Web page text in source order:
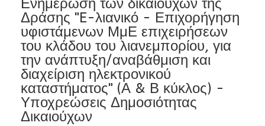
Ενημέρωση των δικαιούχων της
Δράσης "E-λιανικό - Επιχορήγηση
υφιστάμενων ΜμΕ επιχειρήσεων
του κλάδου του λιανεμπορίου, για
την ανάπτυξη/αναβάθμιση και
διαχείριση ηλεκτρονικού
καταστήματος" (Α & Β κύκλος) -
Υποχρεώσεις Δημοσιότητας
Δικαιούχων